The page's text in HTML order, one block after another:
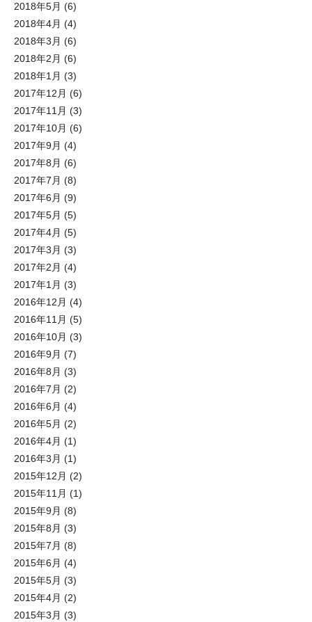
2018年5月 (6)
2018年4月 (4)
2018年3月 (6)
2018年2月 (6)
2018年1月 (3)
2017年12月 (6)
2017年11月 (3)
2017年10月 (6)
2017年9月 (4)
2017年8月 (6)
2017年7月 (8)
2017年6月 (9)
2017年5月 (5)
2017年4月 (5)
2017年3月 (3)
2017年2月 (4)
2017年1月 (3)
2016年12月 (4)
2016年11月 (5)
2016年10月 (3)
2016年9月 (7)
2016年8月 (3)
2016年7月 (2)
2016年6月 (4)
2016年5月 (2)
2016年4月 (1)
2016年3月 (1)
2015年12月 (2)
2015年11月 (1)
2015年9月 (8)
2015年8月 (3)
2015年7月 (8)
2015年6月 (4)
2015年5月 (3)
2015年4月 (2)
2015年3月 (3)